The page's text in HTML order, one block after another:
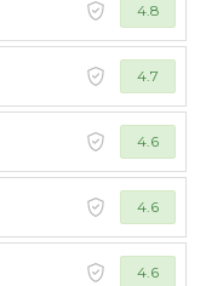
4.8
4.7
4.6
4.6
4.6